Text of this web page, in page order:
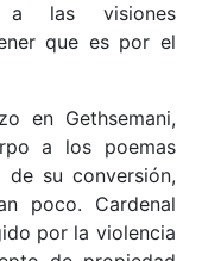
a las visiones
que es por el
en Gethsemani,
a los poemas
de su conversión,
poco. Cardenal
por la violencia